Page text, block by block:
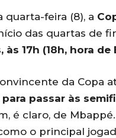
quarta-feira (8), a
das quartas de
17h (18h, hora de
da Copa
passar às
é claro, de
o principal